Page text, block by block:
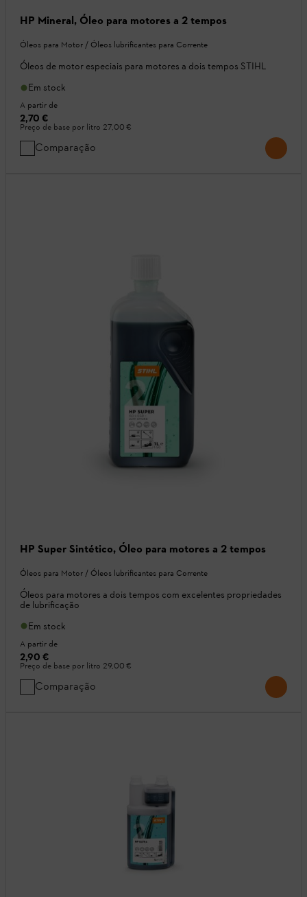
HP Mineral, Óleo para motores a 2 tempos
Óleos para Motor / Óleos lubrificantes para Corrente
Óleos de motor especiais para motores a dois tempos STIHL
Em stock
A partir de
2,70 €
Preço de base por litro 27,00 €
Comparação
HP Super Sintético, Óleo para motores a 2 tempos
Óleos para Motor / Óleos lubrificantes para Corrente
Óleos para motores a dois tempos com excelentes propriedades
de lubrificação
Em stock
A partir de
2,90 €
Preço de base por litro 29,00 €
Comparação